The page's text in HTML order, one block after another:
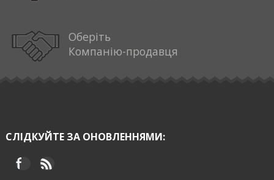
Оберіть
Компанію-продавця
СЛІДКУЙТЕ ЗА ОНОВЛЕННЯМИ: